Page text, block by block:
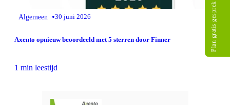
Algemeen •30 juni 2026
Axento opnieuw beoordeeld met 5 sterren door Finner
1 min leestijd
Plan gratis gesprek